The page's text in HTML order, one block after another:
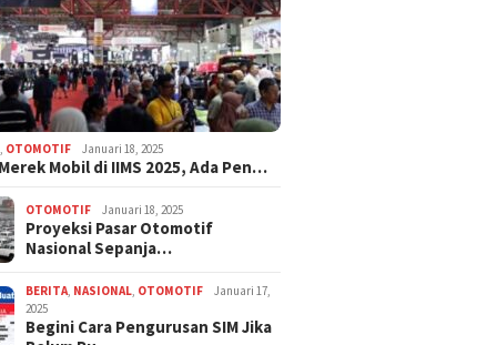
OTOMOTIF Januari 18, 2025
Mobil di IIMS 2025, Ada Pen…
OTOMOTIF Januari 18, 2025
Proyeksi Pasar Otomotif
Nasional Sepanja…
BERITA NASIONAL OTOMOTIF
Januari 17,
2025
Begini Cara Pengurusan SIM Jika